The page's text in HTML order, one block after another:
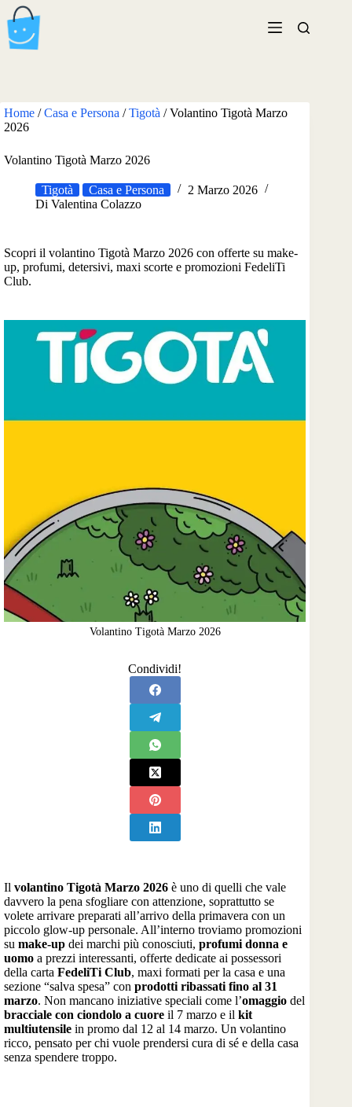
Salta
al
contenuto
Home /Casa e Persona /Tigotà /Volantino Tigotà Marzo
2026
Volantino Tigotà Marzo 2026
Tigotà Casa e Persona
2 Marzo 2026
Di Valentina Colazzo
Scopri il volantino Tigotà Marzo 2026 con offerte su make-
up, profumi, detersivi, maxi scorte e promozioni FedeliTi
Club.
Volantino Tigotà Marzo 2026
Condividi!
Il volantino Tigotà Marzo 2026 è uno di quelli che vale
davvero la pena sfogliare con attenzione, soprattutto se
volete arrivare preparati all’arrivo della primavera con un
piccolo glow-up personale. All’interno troviamo promozioni
su make-up dei marchi più conosciuti, profumi donna e
uomo a prezzi interessanti, offerte dedicate ai possessori
della carta FedeliTi Club, maxi formati per la casa e una
sezione “salva spesa” con prodotti ribassati fino al 31
marzo. Non mancano iniziative speciali come l’omaggio del
bracciale con ciondolo a cuore il 7 marzo e il kit
multiutensile in promo dal 12 al 14 marzo. Un volantino
ricco, pensato per chi vuole prendersi cura di sé e della casa
senza spendere troppo.